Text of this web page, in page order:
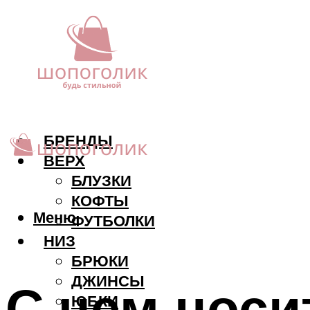
БРЕНДЫ
ВЕРХ
БЛУЗКИ
КОФТЫ
ФУТБОЛКИ
НИЗ
БРЮКИ
ДЖИНСЫ
ЮБКИ
Меню